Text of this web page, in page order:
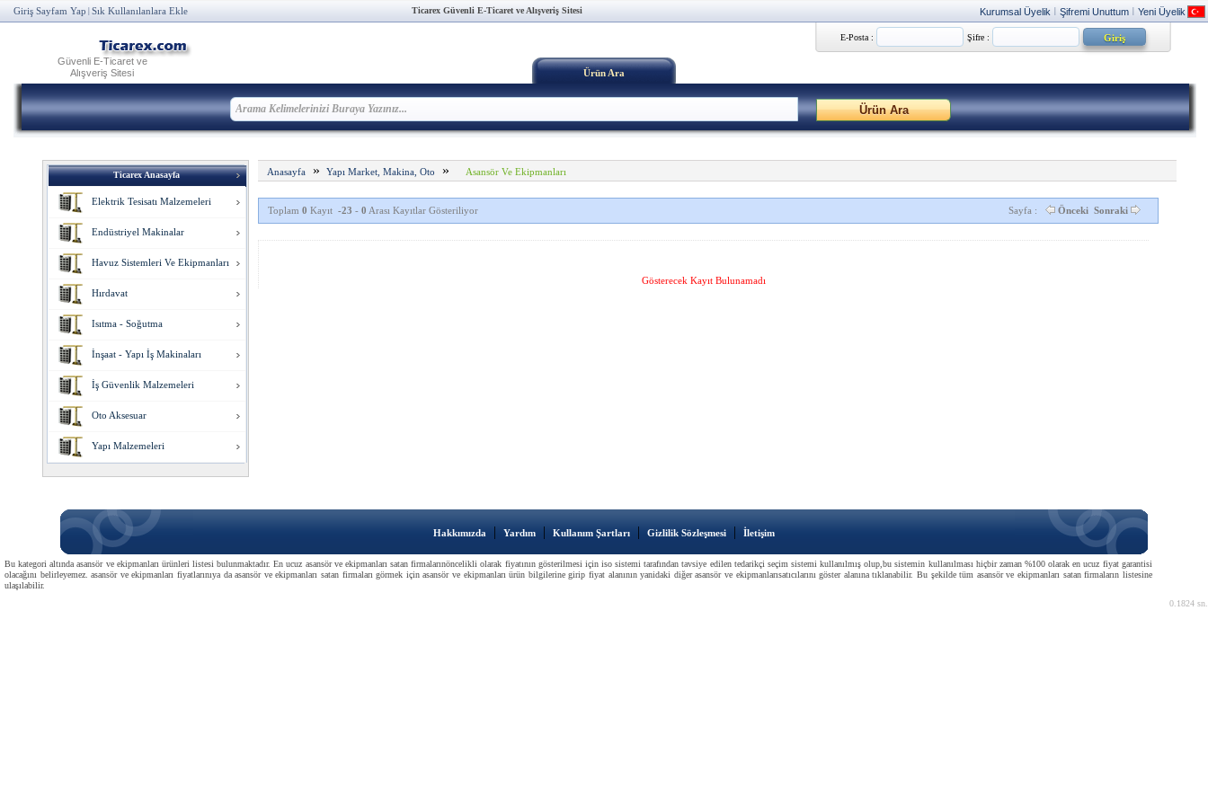
Giriş Sayfam Yap Sık Kullanılanlara Ekle Ticarex Güvenli E-Ticaret ve Alışveriş Sitesi Kurumsal Üyelik Şifremi Unuttum Yeni Üyelik
Güvenli E-Ticaret ve
Alışveriş Sitesi
E-Posta : Şifre :
Ürün Ara
Ticarex Anasayfa
Elektrik Tesisatı Malzemeleri
Endüstriyel Makinalar
Havuz Sistemleri Ve Ekipmanları
Hırdavat
Isıtma - Soğutma
İnşaat - Yapı İş Makinaları
İş Güvenlik Malzemeleri
Oto Aksesuar
Yapı Malzemeleri
Anasayfa» Yapı Market, Makina, Oto » Asansör Ve Ekipmanları
Toplam 0 Kayıt -23 - 0 Arası Kayıtlar Gösteriliyor Sayfa : Önceki Sonraki
Gösterecek Kayıt Bulunamadı
Hakkımızda | Yardım | Kullanım Şartları | Gizlilik Sözleşmesi | İletişim
Bu kategori altında asansör ve ekipmanları ürünleri listesi bulunmaktadır. En ucuz asansör ve ekipmanları satan firmalarınöncelikli olarak fiyatının gösterilmesi için iso sistemi tarafından tavsiye edilen tedarikçi seçim sistemi kullanılmış olup,bu sistemin kullanılması hiçbir zaman %100 olarak en ucuz fiyat garantisi
olacağını belirleyemez. asansör ve ekipmanları fiyatlarınıya da asansör ve ekipmanları satan firmaları görmek için asansör ve ekipmanları ürün bilgilerine girip fiyat alanının yanidaki diğer asansör ve ekipmanlarısatıcılarını göster alanına tıklanabilir. Bu şekilde tüm asansör ve ekipmanları satan firmaların listesine
ulaşılabilir.
0.1824 sn.